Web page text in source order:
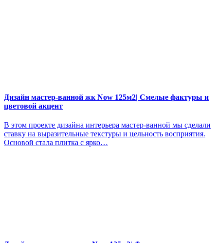
Дизайн мастер-ванной жк Now 125м2| Смелые фактуры и
цветовой акцент
В этом проекте дизайна интерьера мастер-ванной мы сделали
ставку на выразительные текстуры и цельность восприятия.
Основой стала плитка с ярко…